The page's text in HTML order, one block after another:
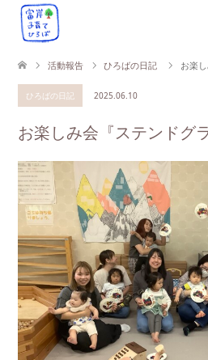
活動報告 ひろばの日記 お楽
ひろばの日記 2025.06.10
お楽しみ会『ステンドグ